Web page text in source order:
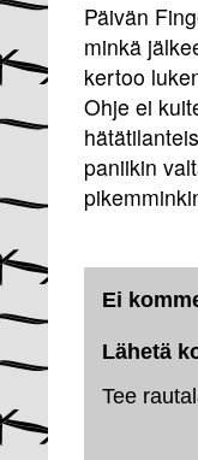
Päivän
minkä
kertoo
Ohje ei
paniikin
Ei
Lähetä
Tee